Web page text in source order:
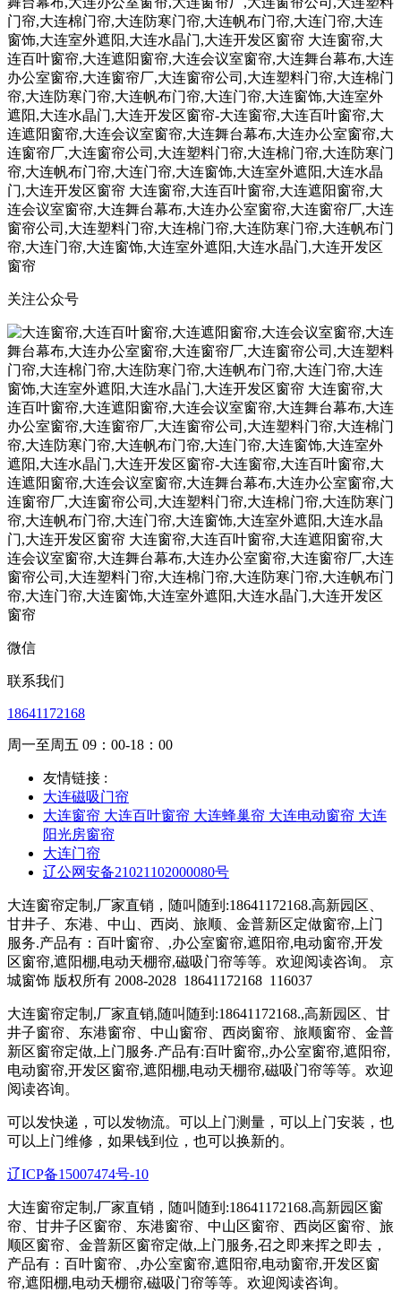
关注公众号
微信
联系我们
18641172168
周一至周五 09：00-18：00
友情链接 :
大连磁吸门帘
大连窗帘 大连百叶窗帘 大连蜂巢帘 大连电动窗帘 大连
阳光房窗帘
大连门帘
辽公网安备21021102000080号
大连窗帘定制,厂家直销，随叫随到:18641172168.高新园区、
甘井子、东港、中山、西岗、旅顺、金普新区定做窗帘,上门
服务.产品有：百叶窗帘、,办公室窗帘,遮阳帘,电动窗帘,开发
区窗帘,遮阳棚,电动天棚帘,磁吸门帘等等。欢迎阅读咨询。 京
城窗饰 版权所有 2008-2028 18641172168 116037
大连窗帘定制,厂家直销,随叫随到:18641172168.,高新园区、甘
井子窗帘、东港窗帘、中山窗帘、西岗窗帘、旅顺窗帘、金普
新区窗帘定做,上门服务.产品有:百叶窗帘,,办公室窗帘,遮阳帘,
电动窗帘,开发区窗帘,遮阳棚,电动天棚帘,磁吸门帘等等。欢迎
阅读咨询。
可以发快递，可以发物流。可以上门测量，可以上门安装，也
可以上门维修，如果钱到位，也可以换新的。
辽ICP备15007474号-10
大连窗帘定制,厂家直销，随叫随到:18641172168.高新园区窗
帘、甘井子区窗帘、东港窗帘、中山区窗帘、西岗区窗帘、旅
顺区窗帘、金普新区窗帘定做,上门服务,召之即来挥之即去，
产品有：百叶窗帘、,办公室窗帘,遮阳帘,电动窗帘,开发区窗
帘,遮阳棚,电动天棚帘,磁吸门帘等等。欢迎阅读咨询。